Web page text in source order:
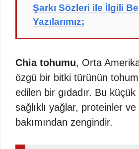
Şarkı Sözleri ile İlgili
Yazılarımız;
Chia tohumu, Orta
özgü bir bitki türünün
edilen bir gıdadır. Bu
sağlıklı yağlar, proteinler ve
bakımından zengindir.